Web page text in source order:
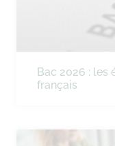
Bac 2026 : les
français